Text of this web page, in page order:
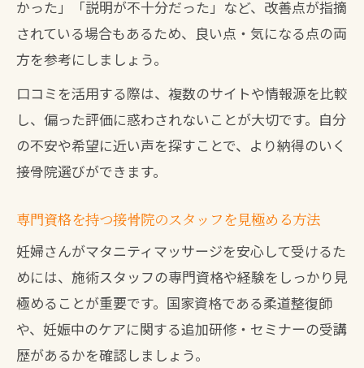
かった」「説明が不十分だった」など、改善点が指摘
されている場合もあるため、良い点・気になる点の両
方を参考にしましょう。
口コミを活用する際は、複数のサイトや情報源を比較
し、偏った評価に惑わされないことが大切です。自分
の不安や希望に近い声を探すことで、より納得のいく
接骨院選びができます。
専門資格を持つ接骨院のスタッフを見極める方法
妊婦さんがマタニティマッサージを安心して受けるた
めには、施術スタッフの専門資格や経験をしっかり見
極めることが重要です。国家資格である柔道整復師
や、妊娠中のケアに関する追加研修・セミナーの受講
歴があるかを確認しましょう。